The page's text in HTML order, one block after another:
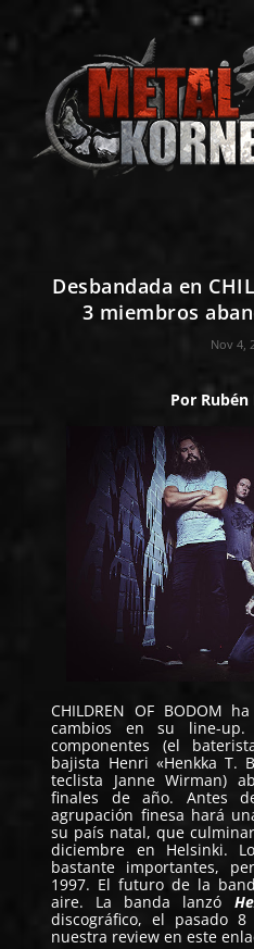
Desbandada en
3 miembros
Nov 4,
Por
CHILDREN OF BODOM
cambios en su line-
componentes (el
bajista Henri «Henkka T.
teclista Janne Wirman)
finales de año. Antes
agrupación finesa hará
su país natal, que
diciembre en Helsinki.
bastante importantes,
1997. El futuro de la
aire. La banda lanzó
discográfico, el pasado
nuestra review eneste